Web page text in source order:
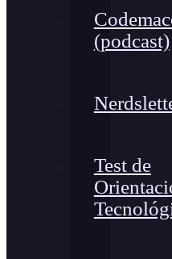
(podcast)
Test de